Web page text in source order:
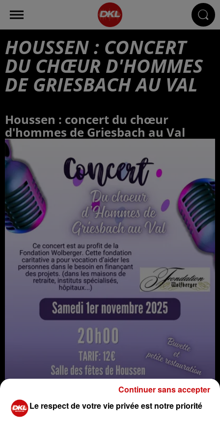
HOUSSEN : CONCERT
DU CHŒUR D'HOMMES
DE GRIESBACH AU VAL
Houssen : concert du chœur
d'hommes de Griesbach au Val
Le respect de votre vie privée est notre priorité
Continuer sans accepter